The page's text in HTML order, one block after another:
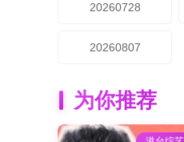
20260728
20260807
为你推荐